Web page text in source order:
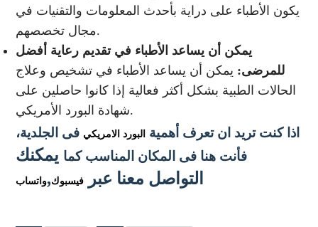
يكون الأطباء على دراية بأحدث المعلومات والتقنيات في
مجال تخصصهم.
يمكن أن يساعد الأطباء في تقديم رعاية أفضل
للمرضى: يمكن أن يساعد الأطباء في تشخيص وعلاج
الحالات الطبية بشكل أكثر فعالية إذا كانوا حاصلين على
شهادة البورد الأمريكي.
اذا كنت تريد ان تعرف أهمية البورد الامريكي فى الجلدية،
فأنت هنا فى المكان المناسب كما يمكنك
التواصل معنا عبر
فيسبوك,واتساب